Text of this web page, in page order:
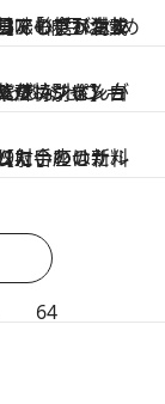
と違う美味しさが生まれる」毎日でも食べたくなる技ありアイデア満載
ヴァンさんが教えてくれた特別なショコラ ショをあなたに
はサルティンボッカ
64